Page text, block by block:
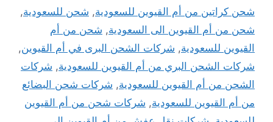
شحن كراتين من أم القيوين للسعودية, شحن للسعودية,
شحن من أم القيوين الى السعودية, شحن من أم
القيوين للسعودية, شركات الشحن البرى في أم القيوين,
شركات الشحن البري من أم القيوين للسعودية, شركات
الشحن من أم القيوين للسعودية, شركات شحن البضائع
من أم القيوين للسعودية, شركات شحن من أم القيوين